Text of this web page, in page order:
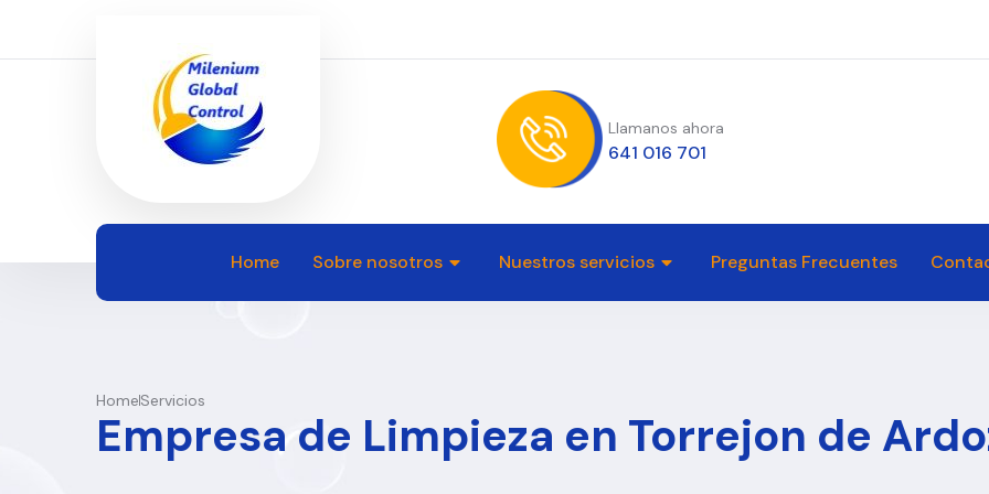
Llamanos ahora
641 016 701
Home Sobre nosotros Nuestros servicios Preguntas Frecuentes
HomeServicios
Empresa de Limpieza en Torrejon de